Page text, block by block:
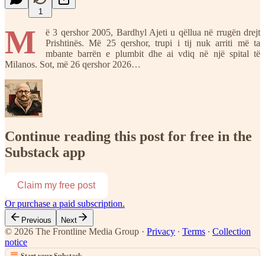
1
M
ë 3 qershor 2005, Bardhyl Ajeti u qëllua në rrugën drejt
Prishtinës. Më 25 qershor, trupi i tij nuk arriti më ta
mbante barrën e plumbit dhe ai vdiq në një spital të
Milanos. Sot, më 26 qershor 2026…
Continue reading this post for free in the
Substack app
Claim my free post
Or purchase a paid subscription.
Previous Next
© 2026 The Frontline Media Group · Privacy ∙ Terms ∙ Collection
notice